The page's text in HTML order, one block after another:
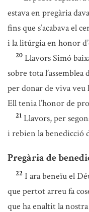
estava en pregària
fins que s’acabava el
i la litúrgia en honor
20 Llavors Simó
sobre tota l’assemblea
per donar de viva veu
Ell tenia l’honor de
21 Llavors, per
i rebien la benedicció
Pregària de
22 I ara beneïu el
que pertot arreu fa
que ha enaltit la